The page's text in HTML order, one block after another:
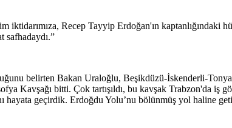
iktidarımıza, Recep Tayyip Erdoğan'ın kaptanlığındaki
safhadaydı.”
belirten Bakan Uraloğlu, Beşikdüzü-İskenderli-
Kavşağı bitti. Çok tartışıldı, bu kavşak Trabzon'da
hayata geçirdik. Erdoğdu Yolu’nu bölünmüş yol haline